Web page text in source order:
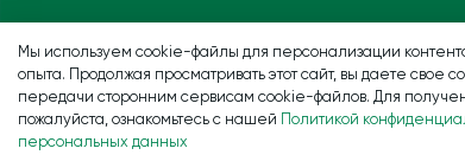
Мы используем cookie-файлы для персонализации
опыта. Продолжая просматривать этот сайт, вы даете свое
передачи сторонним сервисам cookie-файлов. Для
пожалуйста, ознакомьтесь с нашей Политикой
персональных данных